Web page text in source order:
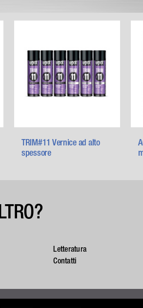
TRIM#11 Vernice ad alto
spessore
Letteratura
Contatti